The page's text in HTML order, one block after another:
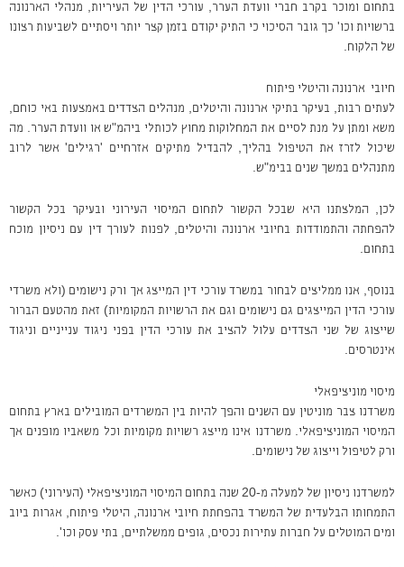
בתחום ומוכר בקרב חברי וועדת הערר, עורכי הדין של העיריות, מנהלי הארנונה
ברשויות וכו' כך גובר הסיכוי כי התיק יקודם בזמן קצר יותר ויסתיים לשביעות רצונו
של הלקוח.
חיובי ארנונה והיטלי פיתוח
לעתים רבות, בעיקר בתיקי ארנונה והיטלים, מנהלים הצדדים באמצעות באי כוחם,
משא ומתן על מנת לסיים את המחלוקות מחוץ לכותלי ביהמ"ש או וועדת הערר. מה
שיכול לזרז את הטיפול בהליך, להבדיל מתיקים אזרחיים 'רגילים' אשר לרוב
מתנהלים במשך שנים בבימ"ש.
לכן, המלצתנו היא שבכל הקשור לתחום המיסוי העירוני ובעיקר בכל הקשור
להפחתה והתמודדות בחיובי ארנונה והיטלים, לפנות לעורך דין עם ניסיון מוכח
בתחום.
בנוסף, אנו ממליצים לבחור במשרד עורכי דין המייצג אך ורק נישומים (ולא משרדי
עורכי הדין המייצגים גם נישומים וגם את הרשויות המקומיות) זאת מהטעם הברור
שייצוג של שני הצדדים עלול להציב את עורכי הדין בפני ניגוד ענייניים וניגוד
אינטרסים.
מיסוי מוניציפאלי
משרדנו צבר מוניטין עם השנים והפך להיות בין המשרדים המובילים בארץ בתחום
המיסוי המוניציפאלי. משרדנו אינו מייצג רשויות מקומיות וכל משאביו מופנים אך
ורק לטיפול וייצוג של נישומים.
למשרדנו ניסיון של למעלה מ-20 שנה בתחום המיסוי המוניציפאלי (העירוני) כאשר
התמחותו הבלעדית של המשרד בהפחתת חיובי ארנונה, היטלי פיתוח, אגרות ביוב
ומים המוטלים על חברות עתירות נכסים, גופים ממשלתיים, בתי עסק וכו'.